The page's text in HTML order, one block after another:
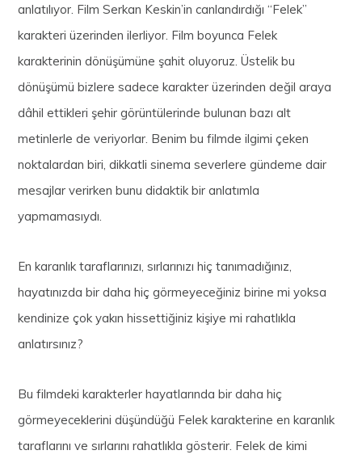
anlatılıyor. Film Serkan Keskin’in canlandırdığı “Felek”
karakteri üzerinden ilerliyor. Film boyunca Felek
karakterinin dönüşümüne şahit oluyoruz. Üstelik bu
dönüşümü bizlere sadece karakter üzerinden değil araya
dâhil ettikleri şehir görüntülerinde bulunan bazı alt
metinlerle de veriyorlar. Benim bu filmde ilgimi çeken
noktalardan biri,dikkatli sinema severlere gündeme dair
mesajlar verirken bunu didaktik bir anlatımla
yapmamasıydı.
En karanlık taraflarınızı, sırlarınızı hiç tanımadığınız,
hayatınızda bir daha hiç görmeyeceğiniz birine mi yoksa
kendinize çok yakın hissettiğiniz kişiye mi rahatlıkla
anlatırsınız?
Bu filmdeki karakterler hayatlarında bir daha hiç
görmeyeceklerini düşündüğü Felek karakterine en karanlık
taraflarını ve sırlarını rahatlıkla gösterir. Felek de kimi